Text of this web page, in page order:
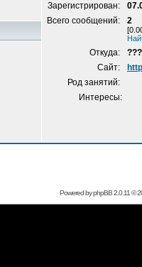
Зарегистрирован:
Всего сообщений:
2
Откуда:
Сайт:
Род занятий:
Интересы:
Powered byphpBB2.0.11 ©